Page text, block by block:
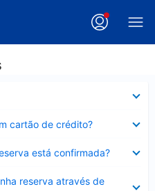
cartão de crédito?
está confirmada?
reserva através de